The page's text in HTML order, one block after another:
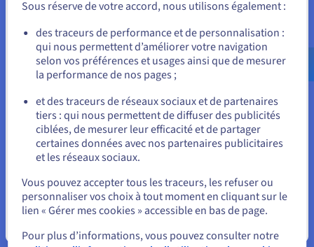
La recherche cognitive peut également offrir des expériences
individuelles, à l'histoire passée et aux informations
contextuelles. Cela garantit que les utilisateurs voient les
informations clés correspondant à leurs besoins spécifiques.
Au-delà des utilisateurs individuels, elle offre des avantages
significatifs aux organisations. Il permet de découvrir des
connaissances cachées dans de grandes quantités de
données, ce qui permet aux entreprises d’exploiter plus
efficacement leurs informations.
Cela peut mener à une innovation améliorée, à un meilleur
service et à des opérations plus efficaces. La recherche
cognitive facilite également le partage des connaissances et la
collaboration en permettant aux employés de trouver et
l'organisation.
Allez sur le site États-Unis
us.ovhcloud.com/
Anglais USD - $
ou
Rester sur le site actuel
Sélectionner un autre site web
Sous réserve de votre accord, nous utilisons également :
des traceurs de performance et de personnalisation :
qui nous permettent d’améliorer votre navigation
selon vos préférences et usages ainsi que de mesurer
la performance de nos pages ;
et des traceurs de réseaux sociaux et de partenaires
tiers : qui nous permettent de diffuser des publicités
ciblées, de mesurer leur efficacité et de partager
certaines données avec nos partenaires publicitaires
et les réseaux sociaux.
Vous pouvez accepter tous les traceurs, les refuser ou
personnaliser vos choix à tout moment en cliquant sur le
lien « Gérer mes cookies » accessible en bas de page.
Pour plus d’informations, vous pouvez consulter notre